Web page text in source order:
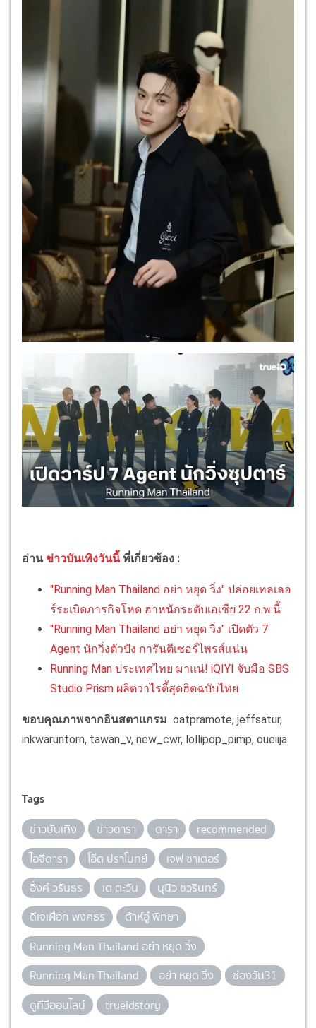
อ่านข่าวบันเทิงวันนี้ ที่เกี่ยวข้อง :
"Running Man Thailand อย่า หยุด วิ่ง" ปล่อยเทลเลอ
ร์ระเบิดภารกิจโหด ฮาหนักระดับเอเชีย 22 ก.พ.นี้
"Running Man Thailand อย่า หยุด วิ่ง" เปิดตัว 7
Agent นักวิ่งตัวปัง การันตีเซอร์ไพรส์แน่น
Running Man ประเทศไทย มาแน่! iQIYI จับมือ SBS
Studio Prism ผลิตวาไรตี้สุดฮิตฉบับไทย
ขอบคุณภาพจากอินสตาแกรม oatpramote, jeffsatur,
inkwaruntorn, tawan_v, new_cwr, lollipop_pimp, oueiija
Tags
ข่าวบันเทิง ข่าวดารา ดารา
recommended
ไอจีดารา
โอ๊ต ปราโมทย์
เจฟ ซาเตอร์
อิ้งค์ วรันธร
เต ตะวัน
นุนิว ชวรินทร์
ดีเจเผือก พงศธร
ต้าห์อู๋ พิทยา
Running Man Thailand อย่า หยุด วิ่ง
Running Man Thailand
อย่า หยุด วิ่ง
ช่องวัน31
ดูทีวีออนไลน์
trueidstory